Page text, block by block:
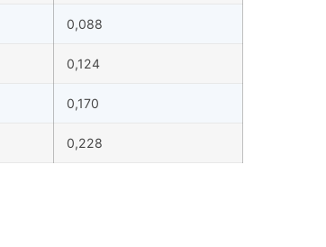
0,088
0,124
0,170
0,228